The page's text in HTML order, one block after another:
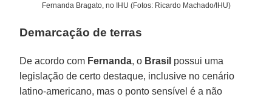
Fernanda Bragato, no IHU (Fotos: Ricardo Machado/IHU)
Demarcação de terras
De acordo com Fernanda, o Brasil possui uma
legislação de certo destaque, inclusive no cenário
latino-americano, mas o ponto sensível é a não